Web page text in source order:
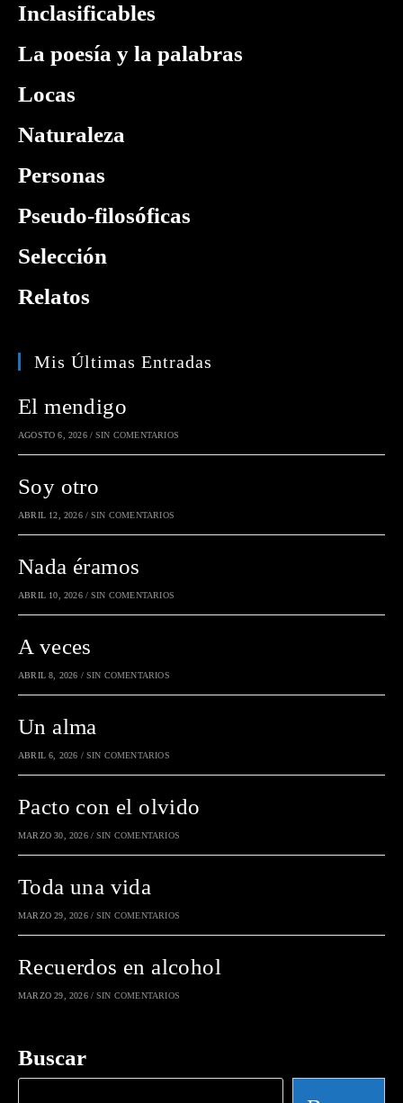
Inclasificables
La poesía y la palabras
Locas
Naturaleza
Personas
Pseudo-filosóficas
Selección
Relatos
Mis Últimas Entradas
El mendigo
AGOSTO 6, 2026 / SIN COMENTARIOS
Soy otro
ABRIL 12, 2026 / SIN COMENTARIOS
Nada éramos
ABRIL 10, 2026 / SIN COMENTARIOS
A veces
ABRIL 8, 2026 / SIN COMENTARIOS
Un alma
ABRIL 6, 2026 / SIN COMENTARIOS
Pacto con el olvido
MARZO 30, 2026 / SIN COMENTARIOS
Toda una vida
MARZO 29, 2026 / SIN COMENTARIOS
Recuerdos en alcohol
MARZO 29, 2026 / SIN COMENTARIOS
Buscar